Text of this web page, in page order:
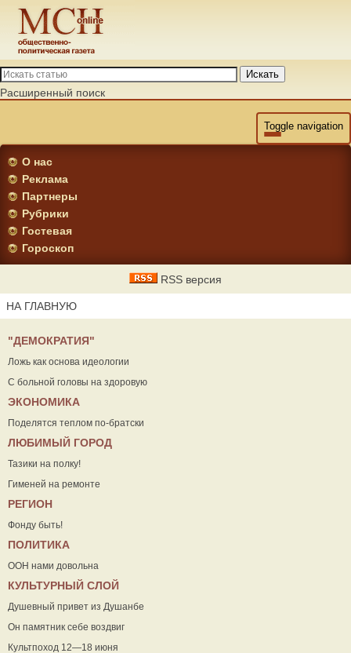
Искать
Расширенный поиск
Toggle navigation
О нас
Реклама
Партнеры
Рубрики
Гостевая
Гороскоп
RSS версия
НА ГЛАВНУЮ
"ДЕМОКРАТИЯ"
Ложь как основа идеологии
С больной головы на здоровую
ЭКОНОМИКА
Поделятся теплом по-братски
ЛЮБИМЫЙ ГОРОД
Тазики на полку!
Гименей на ремонте
РЕГИОН
Фонду быть!
ПОЛИТИКА
ООН нами довольна
КУЛЬТУРНЫЙ СЛОЙ
Душевный привет из Душанбе
Он памятник себе воздвиг
Культпоход 12—18 июня